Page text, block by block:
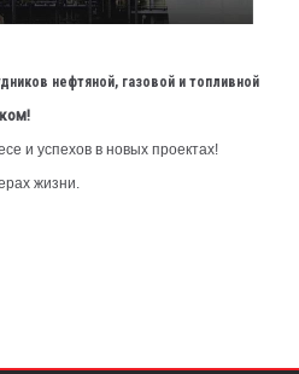
нефтяной, газовой и топливной
и успехов в новых проектах!
жизни.